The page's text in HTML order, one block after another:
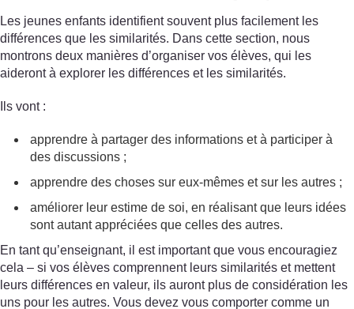
Les jeunes enfants identifient souvent plus facilement les
différences que les similarités. Dans cette section, nous
montrons deux manières d’organiser vos élèves, qui les
aideront à explorer les différences et les similarités.
Ils vont :
apprendre à partager des informations et à participer à
des discussions ;
apprendre des choses sur eux-mêmes et sur les autres ;
améliorer leur estime de soi, en réalisant que leurs idées
sont autant appréciées que celles des autres.
En tant qu’enseignant, il est important que vous encouragiez
cela – si vos élèves comprennent leurs similarités et mettent
leurs différences en valeur, ils auront plus de considération les
uns pour les autres. Vous devez vous comporter comme un